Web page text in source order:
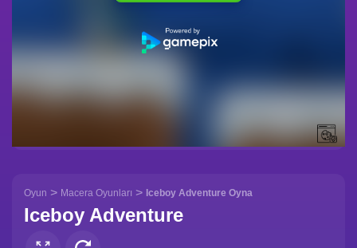
Oyun > Macera Oyunları > Iceboy Adventure Oyna
Iceboy Adventure